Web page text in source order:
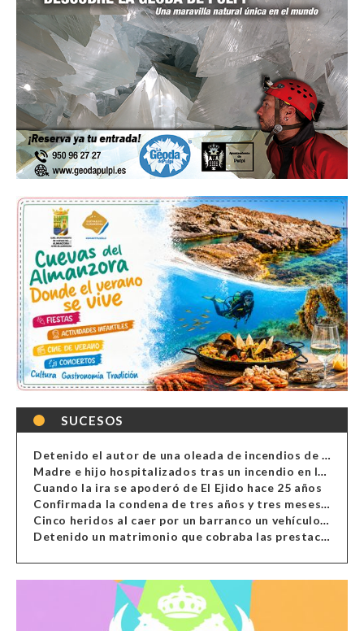
SUCESOS
Detenido el autor de una oleada de incendios de contenedores en Almería
Madre e hijo hospitalizados tras un incendio en la cocina de una vivienda en Almería
Cuando la ira se apoderó de El Ejido hace 25 años
Confirmada la condena de tres años y tres meses al hombre de Antas acusado de xenofobia
Cinco heridos al caer por un barranco un vehículo en Alcolea
Detenido un matrimonio que cobraba las prestaciones de ilegales en Almería, Granada, Málaga, Huelva y Murcia